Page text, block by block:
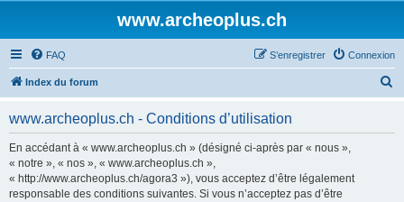
www.archeoplus.ch
FAQ Connexion
S’enregistrer
Index du forum
www.archeoplus.ch - Conditions d’utilisation
En accédant à « www.archeoplus.ch » (désigné ci-après par « nous »,
« notre », « nos », « www.archeoplus.ch »,
« http://www.archeoplus.ch/agora3 »), vous acceptez d’être légalement
responsable des conditions suivantes. Si vous n’acceptez pas d’être